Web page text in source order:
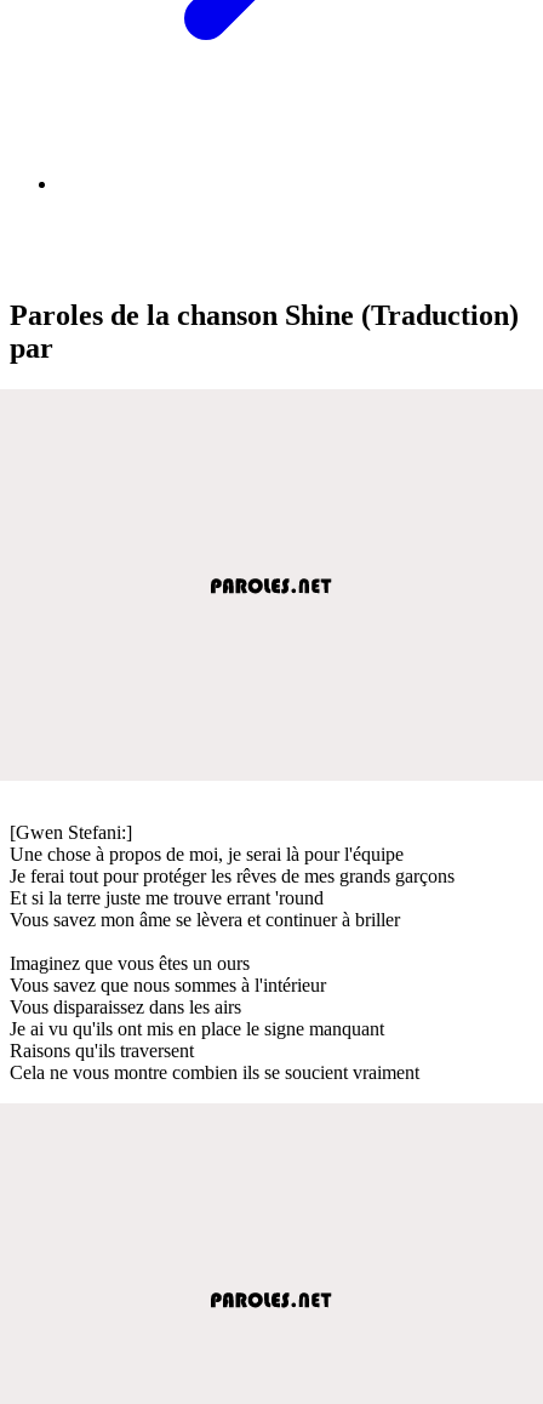
Paroles de la chanson Shine (Traduction)
par
[Gwen Stefani:]
Une chose à propos de moi, je serai là pour l'équipe
Je ferai tout pour protéger les rêves de mes grands garçons
Et si la terre juste me trouve errant 'round
Vous savez mon âme se lèvera et continuer à briller
Imaginez que vous êtes un ours
Vous savez que nous sommes à l'intérieur
Vous disparaissez dans les airs
Je ai vu qu'ils ont mis en place le signe manquant
Raisons qu'ils traversent
Cela ne vous montre combien ils se soucient vraiment